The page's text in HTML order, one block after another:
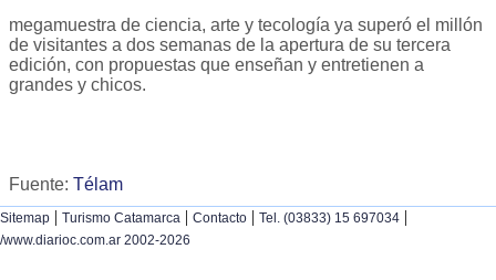
megamuestra de ciencia, arte y tecología ya superó el millón
de visitantes a dos semanas de la apertura de su tercera
edición, con propuestas que enseñan y entretienen a
grandes y chicos.
Fuente: Télam
Sitemap | Turismo Catamarca | Contacto | Tel. (03833) 15 697034 |
/www.diarioc.com.ar 2002-2026